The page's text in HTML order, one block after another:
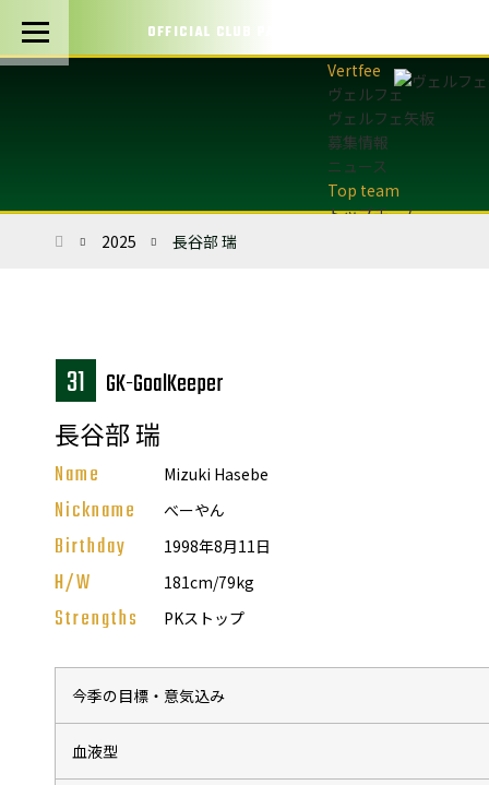
OFFICIAL CLUB PARTNERS
ヴェルフェ
ヴェルフェ矢板
募集情報
ニュース
トップチーム
ホーム2025 長谷部 瑞
31
1GK-GoalKeeper
長谷部 瑞
Name Mizuki Hasebe
Nickname べーやん
Birthday 1998年8月11日
H/W 181cm/79kg
Strengths PKストップ
今季の目標・意気込み
血液型